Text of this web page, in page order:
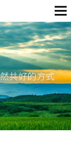
共好的方式